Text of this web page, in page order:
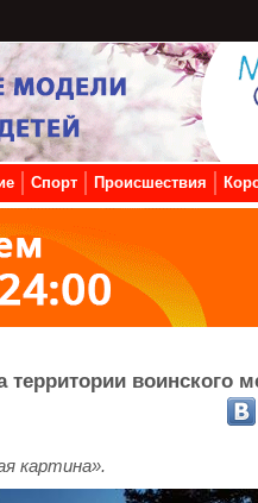
Спорт Происшествия
территории воинского
картина».